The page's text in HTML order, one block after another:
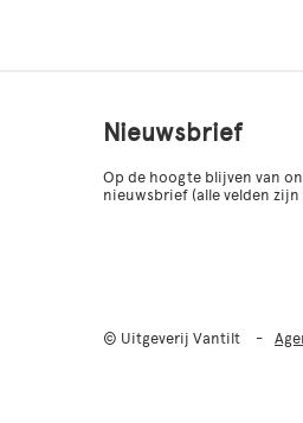
Nieuwsbrief
Op de hoogte blijven van
nieuwsbrief (alle velden
© Uitgeverij Vantilt